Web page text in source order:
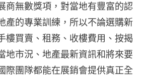
商無數獎項，對當地有豐富的認
產的專業訓練，所以不論選購新
樓買賣、租務、收樓費用、按揭
地市況、地產最新資訊和將來要
際團隊都能在展銷會提供真正全